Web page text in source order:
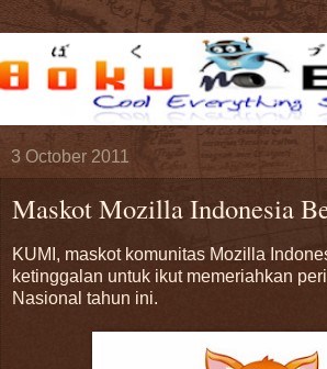
3 October 2011
Maskot Mozilla Indonesia
KUMI, maskot komunitas Mozilla
ketinggalan untuk ikut memeriahkan
Nasional tahun ini.